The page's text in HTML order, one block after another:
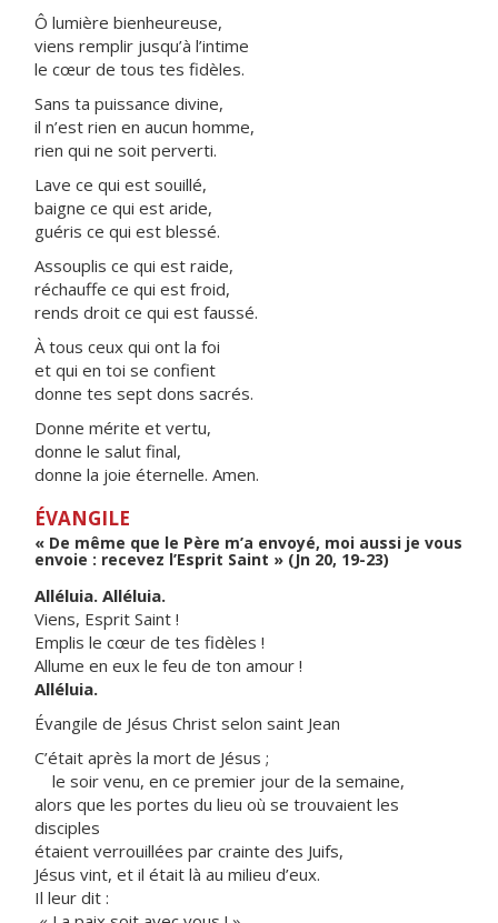
Ô lumière bienheureuse,
viens remplir jusqu’à l’intime
le cœur de tous tes fidèles.
Sans ta puissance divine,
il n’est rien en aucun homme,
rien qui ne soit perverti.
Lave ce qui est souillé,
baigne ce qui est aride,
guéris ce qui est blessé.
Assouplis ce qui est raide,
réchauffe ce qui est froid,
rends droit ce qui est faussé.
À tous ceux qui ont la foi
et qui en toi se confient
donne tes sept dons sacrés.
Donne mérite et vertu,
donne le salut final,
donne la joie éternelle. Amen.
ÉVANGILE
« De même que le Père m’a envoyé, moi aussi je vous
envoie : recevez l’Esprit Saint » (Jn 20, 19-23)
Alléluia. Alléluia.
Viens, Esprit Saint !
Emplis le cœur de tes fidèles !
Allume en eux le feu de ton amour !
Alléluia.
Évangile de Jésus Christ selon saint Jean
C’était après la mort de Jésus ;
le soir venu, en ce premier jour de la semaine,
alors que les portes du lieu où se trouvaient les
disciples
étaient verrouillées par crainte des Juifs,
Jésus vint, et il était là au milieu d’eux.
Il leur dit :